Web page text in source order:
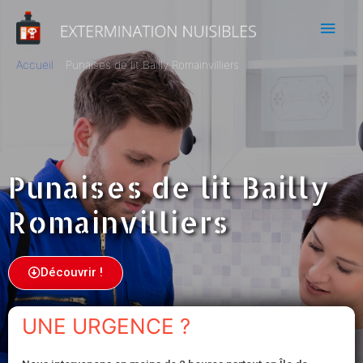
Accueil Punaises de lit Bailly Romainvilliers
Punaises de lit Bailly
Romainvilliers
Découvrir !
UNE URGENCE ?